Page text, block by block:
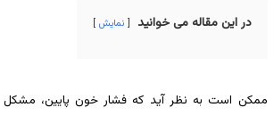
در این مقاله می خوانید نمایش
ممکن است به نظر آید که فشار خون پایین،